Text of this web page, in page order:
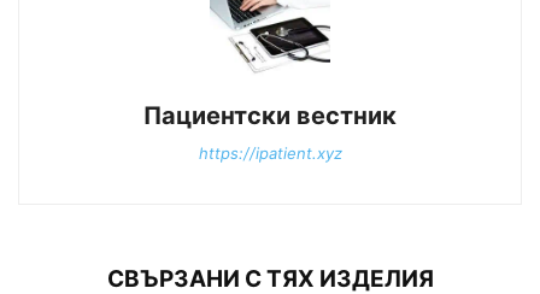
Пациентски вестник
https://ipatient.xyz
СВЪРЗАНИ С ТЯХ ИЗДЕЛИЯ